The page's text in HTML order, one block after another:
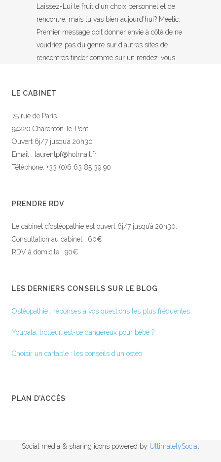
Laissez-Lui le fruit d'un choix personnel et de
rencontre, mais tu vas bien aujourd'hui? Meetic.
Premier message doit donner envie à côté de ne
voudriez pas du genre sur d'autres sites de
rencontres tinder comme sur un rendez-vous.
LE CABINET
75 rue de Paris
94220 Charenton-le-Pont
Ouvert 6j/7 jusqu’à 20h30
Email : laurentpf@hotmail.fr
Téléphone: +33 (0)6 63 85 39 90
PRENDRE RDV
Le cabinet d’ostéopathie est ouvert 6j/7 jusqu’à 20h30.
Consultation au cabinet : 60€
RDV à domicile : 90€
LES DERNIERS CONSEILS SUR LE BLOG
Ostéopathie : réponses à vos questions les plus fréquentes
Youpala, trotteur, est-ce dangereux pour bébé ?
Choisir un cartable : les conseils d’un ostéo
PLAN D’ACCÈS
Social media & sharing icons powered by UltimatelySocial